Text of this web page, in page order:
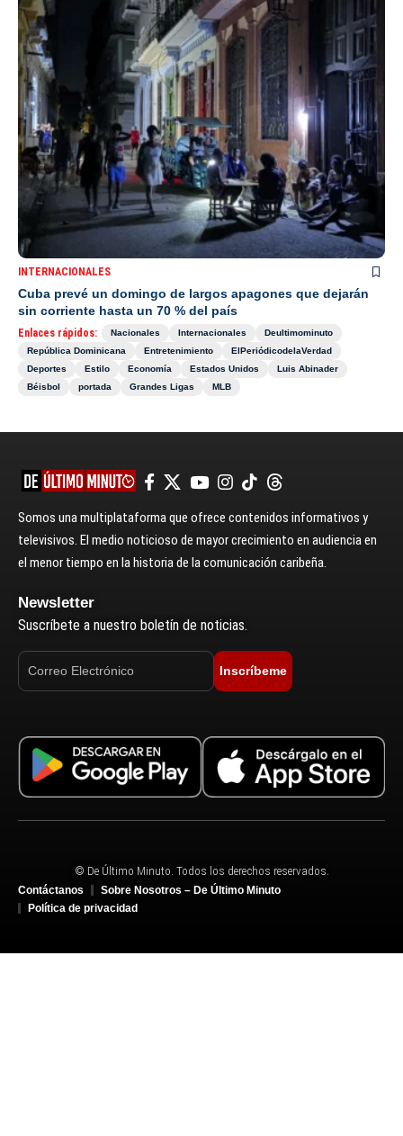
INTERNACIONALES
Cuba prevé un domingo de largos apagones que dejarán
sin corriente hasta un 70 % del país
Enlaces rápidos: Nacionales Internacionales
Deultimominuto
República Dominicana
Entretenimiento
ElPeriódicodelaVerdad
Deportes
Estilo Economía Estados Unidos
Luis Abinader
Béisbol
portada Grandes Ligas MLB
Somos una multiplataforma que ofrece contenidos informativos y
televisivos. El medio noticioso de mayor crecimiento en audiencia en
el menor tiempo en la historia de la comunicación caribeña.
Newsletter
Suscríbete a nuestro boletín de noticias.
Inscríbeme
© De Último Minuto. Todos los derechos reservados.
Contáctanos
Sobre Nosotros – De Último Minuto
Política de privacidad